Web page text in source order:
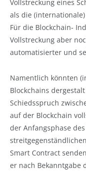
Vollstreckung eines
als die
Für die Blockchain-
Vollstreckung aber
automatisierter und
Namentlich könnten
Blockchains
Schiedsspruch
auf der Blockchain
der Anfangsphase
Smart Contract
er nach Bekanntgabe